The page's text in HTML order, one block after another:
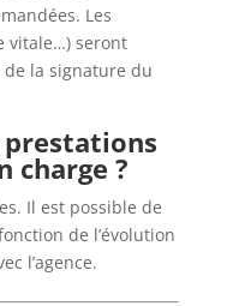
Les
vitale…) seront
de la signature du
charge ?
Il est possible de
de l’évolution
l’agence.